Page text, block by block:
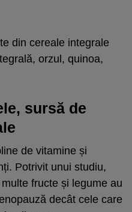
din cereale integrale
orzul, quinoa,
sursă de
de vitamine și
Potrivit unui studiu,
fructe și legume au
decât cele care